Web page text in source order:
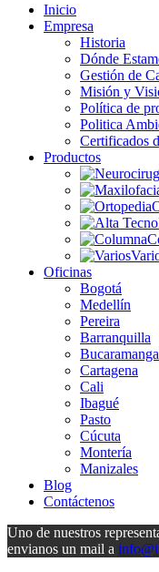
Inicio
Empresa
Historia
Dónde
Gestión de
Misión y
Política de
Politica
Certificados
Productos
Oficinas
Bogotá
Medellín
Pereira
Barranquilla
Bucaramanga
Cartagena
Cali
Ibagué
Pasto
Cúcuta
Montería
Manizales
Blog
Contáctenos
Uno de nuestros
envianos un mail a